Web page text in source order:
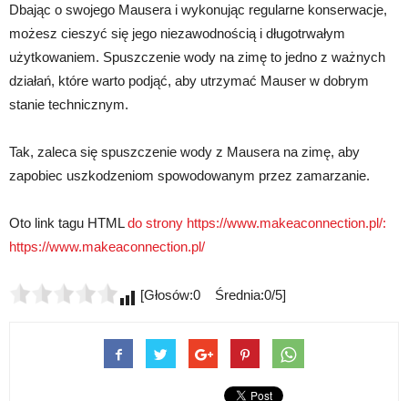
Dbając o swojego Mausera i wykonując regularne konserwacje,
możesz cieszyć się jego niezawodnością i długotrwałym
użytkowaniem. Spuszczenie wody na zimę to jedno z ważnych
działań, które warto podjąć, aby utrzymać Mauser w dobrym
stanie technicznym.
Tak, zaleca się spuszczenie wody z Mausera na zimę, aby
zapobiec uszkodzeniom spowodowanym przez zamarzanie.
Oto link tagu HTMLdo strony https://www.makeaconnection.pl/:
https://www.makeaconnection.pl/
[Głosów:0 Średnia:0/5]